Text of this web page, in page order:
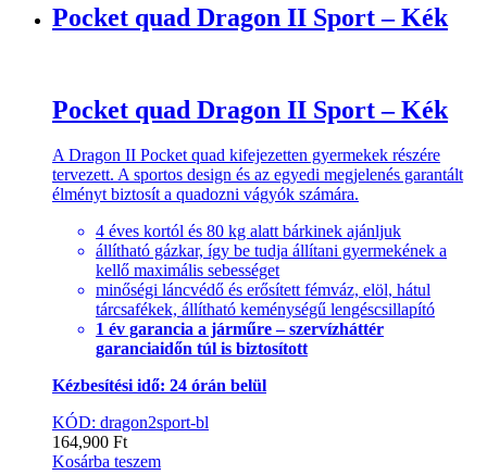
Pocket quad Dragon II Sport – Kék
Pocket quad Dragon II Sport – Kék
A Dragon II Pocket quad kifejezetten gyermekek részére
tervezett. A sportos design és az egyedi megjelenés garantált
élményt biztosít a quadozni vágyók számára.
4 éves kortól és 80 kg alatt bárkinek ajánljuk
állítható gázkar, így be tudja állítani gyermekének a
kellő maximális sebességet
minőségi láncvédő és erősített fémváz, elöl, hátul
tárcsafékek, állítható keménységű lengéscsillapító
1 év garancia a járműre – szervízháttér
garanciaidőn túl is biztosított
Kézbesítési idő: 24 órán belül
KÓD: dragon2sport-bl
164,900 Ft
Kosárba teszem